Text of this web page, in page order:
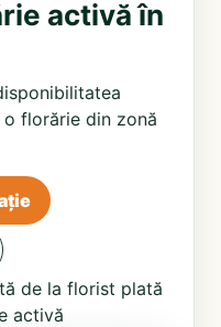
activă în
florărie din zonă
de la florist plată
activă